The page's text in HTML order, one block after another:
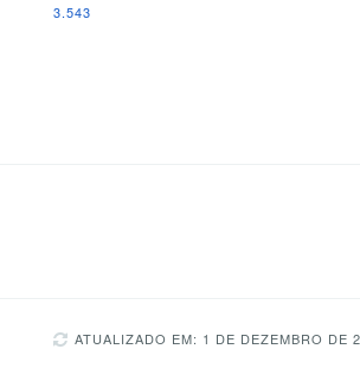
3.543
ATUALIZADO EM: 1 DE DEZEMBRO DE